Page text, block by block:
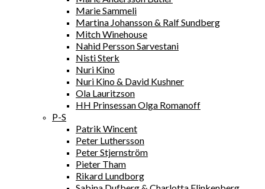
Marie Sammeli
Martina Johansson & Ralf Sundberg
Mitch Winehouse
Nahid Persson Sarvestani
Nisti Sterk
Nuri Kino
Nuri Kino & David Kushner
Ola Lauritzson
HH Prinsessan Olga Romanoff
P-S
Patrik Wincent
Peter Luthersson
Peter Stjernström
Pieter Tham
Rikard Lundborg